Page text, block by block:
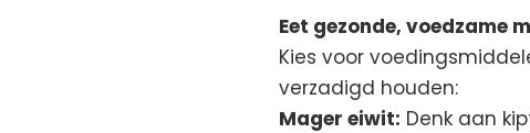
Eet gezonde, voedzame
Kies voor
verzadigd houden:
Mager eiwit: Denk aan